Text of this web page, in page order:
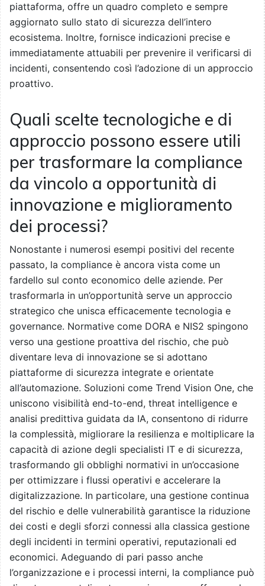
piattaforma, offre un quadro completo e sempre
aggiornato sullo stato di sicurezza dell’intero
ecosistema. Inoltre, fornisce indicazioni precise e
immediatamente attuabili per prevenire il verificarsi di
incidenti, consentendo così l’adozione di un approccio
proattivo.
Quali scelte tecnologiche e di
approccio possono essere utili
per trasformare la compliance
da vincolo a opportunità di
innovazione e miglioramento
dei processi?
Nonostante i numerosi esempi positivi del recente
passato, la compliance è ancora vista come un
fardello sul conto economico delle aziende. Per
trasformarla in un’opportunità serve un approccio
strategico che unisca efficacemente tecnologia e
governance. Normative come DORA e NIS2 spingono
verso una gestione proattiva del rischio, che può
diventare leva di innovazione se si adottano
piattaforme di sicurezza integrate e orientate
all’automazione. Soluzioni come Trend Vision One, che
uniscono visibilità end-to-end, threat intelligence e
analisi predittiva guidata da IA, consentono di ridurre
la complessità, migliorare la resilienza e moltiplicare la
capacità di azione degli specialisti IT e di sicurezza,
trasformando gli obblighi normativi in un’occasione
per ottimizzare i flussi operativi e accelerare la
digitalizzazione. In particolare, una gestione continua
del rischio e delle vulnerabilità garantisce la riduzione
dei costi e degli sforzi connessi alla classica gestione
degli incidenti in termini operativi, reputazionali ed
economici. Adeguando di pari passo anche
l’organizzazione e i processi interni, la compliance può